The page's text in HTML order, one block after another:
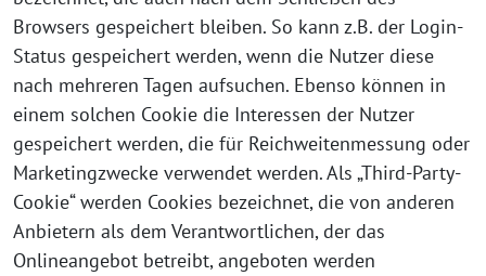
Browsers gespeichert bleiben. So kann z.B. der Login-
Status gespeichert werden, wenn die Nutzer diese
nach mehreren Tagen aufsuchen. Ebenso können in
einem solchen Cookie die Interessen der Nutzer
gespeichert werden, die für Reichweitenmessung oder
Marketingzwecke verwendet werden. Als „Third-Party-
Cookie“ werden Cookies bezeichnet, die von anderen
Anbietern als dem Verantwortlichen, der das
Onlineangebot betreibt, angeboten werden